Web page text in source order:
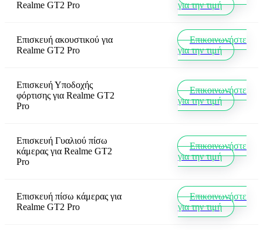
Realme GT2 Pro για την τιμή
Επισκευή ακουστικού για
Realme GT2 Pro
Επικοινωνήστε
για την τιμή
Επισκευή Υποδοχής
φόρτισης για Realme GT2
Pro
Επικοινωνήστε
για την τιμή
Επισκευή Γυαλιού πίσω
κάμερας για Realme GT2
Pro
Επικοινωνήστε
για την τιμή
Επισκευή πίσω κάμερας για
Realme GT2 Pro
Επικοινωνήστε
για την τιμή